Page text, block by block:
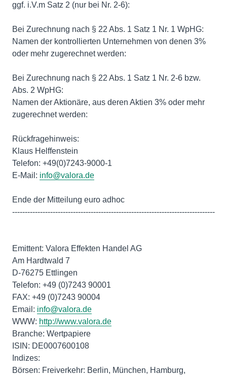
ggf. i.V.m Satz 2 (nur bei Nr. 2-6):
Bei Zurechnung nach § 22 Abs. 1 Satz 1 Nr. 1 WpHG:
Namen der kontrollierten Unternehmen von denen 3%
oder mehr zugerechnet werden:
Bei Zurechnung nach § 22 Abs. 1 Satz 1 Nr. 2-6 bzw.
Abs. 2 WpHG:
Namen der Aktionäre, aus deren Aktien 3% oder mehr
zugerechnet werden:
Rückfragehinweis:
Klaus Helffenstein
Telefon: +49(0)7243-9000-1
E-Mail: info@valora.de
Ende der Mitteilung euro adhoc
--------------------------------------------------------------------------------
Emittent: Valora Effekten Handel AG
Am Hardtwald 7
D-76275 Ettlingen
Telefon: +49 (0)7243 90001
FAX: +49 (0)7243 90004
Email: info@valora.de
WWW: http://www.valora.de
Branche: Wertpapiere
ISIN: DE0007600108
Indizes:
Börsen: Freiverkehr: Berlin, München, Hamburg,